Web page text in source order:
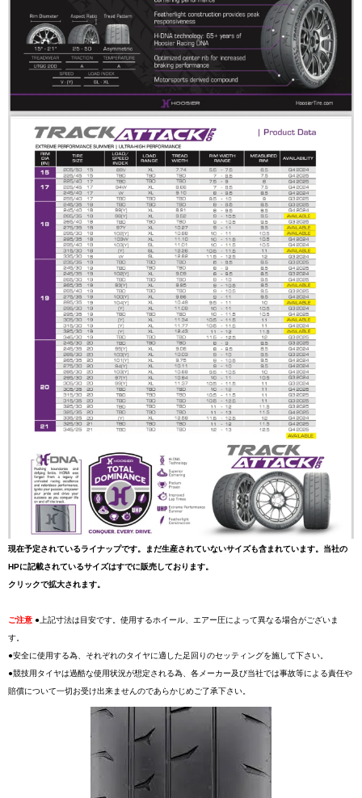
現在予定されているライナップです。まだ生産されていないサイズも含まれています。当社の
HPに記載されているサイズはすでに販売しております。
クリックで拡大されます。
ご注意 ●上記寸法は目安です。使用するホイール、エアー圧によって異なる場合がございま
す。
●安全に使用する為、それぞれのタイヤに適した足回りのセッティングを施して下さい。
●競技用タイヤは過酷な使用状況が想定される為、各メーカー及び当社では事故等による責任や
賠償について一切お受け出来ませんのであらかじめご了承下さい。